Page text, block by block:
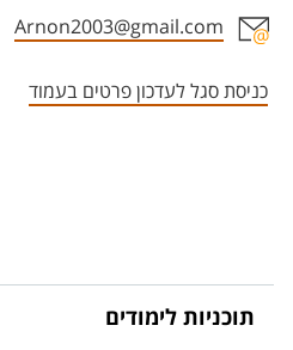
Arnon2003@gmail.com
כניסת סגל לעדכון פרטים בעמוד
תוכניות לימודים